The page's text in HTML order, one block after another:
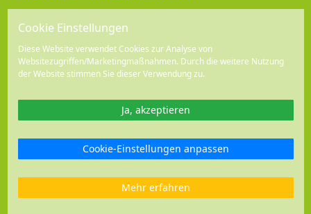
Cookie Einstellungen
Diese Website verwendet Cookies zur Analyse von
Websitezugriffen/Marketingmaßnahmen. Durch die weitere Nutzung
der Website stimmen Sie dieser Verwendung zu.
Ja, akzeptieren
Cookie-Einstellungen anpassen
Mehr erfahren